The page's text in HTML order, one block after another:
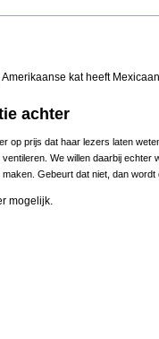
kat heeft
achter
op prijs dat haar lezers laten
We willen daarbij echter
Gebeurt dat niet, dan wordt
mogelijk.